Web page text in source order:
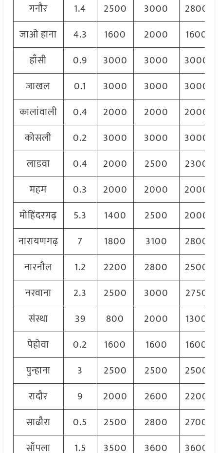
गनौर
1.4 2500 3000
2800
जाओ हाना
4.3 1600 2000
1600
हाँसी
0.9 3000 3000
3000
जाखल
0.1 3000 3000
3000
कालांवाली
0.4 2000 2000
2000
कोसली
0.2 3000 3000
3000
लाडवा
0.4 2000 2500
2300
महम
0.3 2000 2000
2000
मोहिंदरगढ़
5.3 1400 2500
2000
नारायणगढ़
7 1800 3100
2800
नारनौल
1.2 2200 2800
2500
नरवाना
2.3 2500 3000
2750
संस्था
39 800 2000
1300
पेहोवा
0.2 1600 1600
1600
पुन्हाना
3 2500 2500
2500
रादौर
9 2000 2600
2200
साढौरा
0.5 2500 2800
2700
साँपला
1.5 3500 3600 3600